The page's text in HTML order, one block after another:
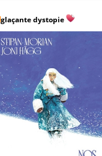
glaçante dystopie